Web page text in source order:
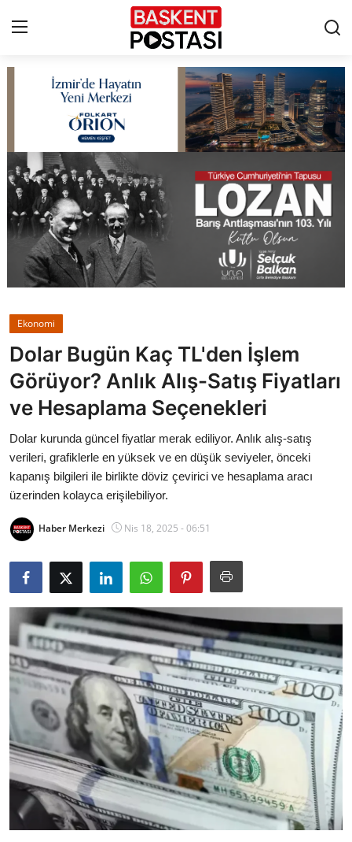
Çerez Politikası
Künye
Ankara
TBMM
Cumhurbaşkanlığı
Bakanlıklar
Siyasi Partiler
Mülki İdare
Toplum ve Yaşam
Sivil Toplum Kuruluşları
Kamu Kurumları ve Üst Kurullar
Resmi Reklamlar
Ekonomi
Dolar Bugün Kaç TL'den İşlem
Görüyor? Anlık Alış-Satış Fiyatları
ve Hesaplama Seçenekleri
Dolar kurunda güncel fiyatlar merak ediliyor. Anlık alış-satış
verileri, grafiklerle en yüksek ve en düşük seviyeler, önceki
kapanış bilgileri ile birlikte döviz çevirici ve hesaplama aracı
üzerinden kolayca erişilebiliyor.
Haber Merkezi Nis 18, 2025 - 06:51